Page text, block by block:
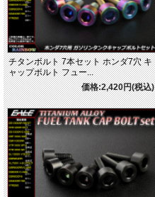
チタンボルト 7本セット ホンダ7穴 キ
ャップボルト フュー...
価格:2,420円(税込)